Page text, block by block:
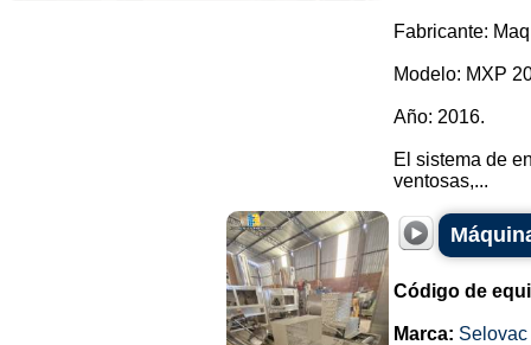
Fabricante:
Modelo: MXP
Año: 2016.
El sistema de
ventosas,...
Código de
Marca: Selovac